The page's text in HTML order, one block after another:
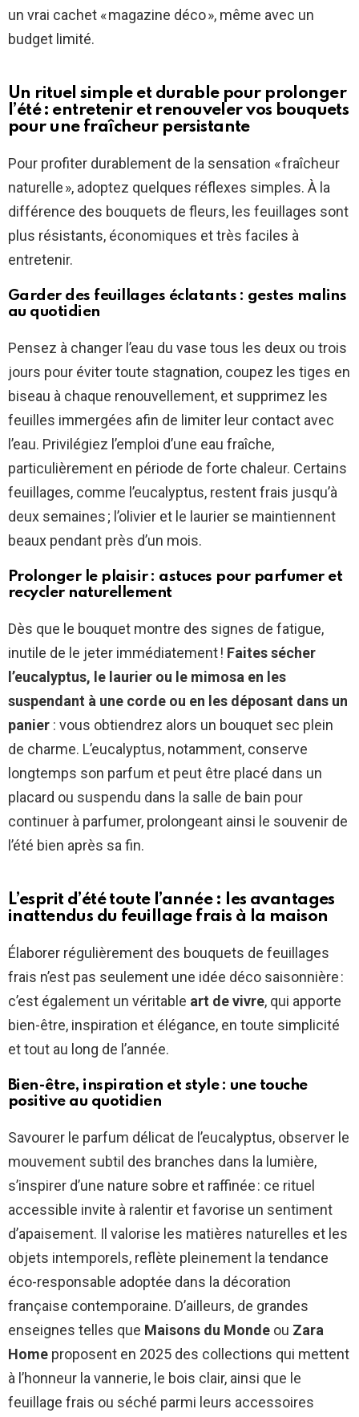
un vrai cachet « magazine déco », même avec un
budget limité.
Un rituel simple et durable pour prolonger
l’été : entretenir et renouveler vos bouquets
pour une fraîcheur persistante
Pour profiter durablement de la sensation « fraîcheur
naturelle », adoptez quelques réflexes simples. À la
différence des bouquets de fleurs, les feuillages sont
plus résistants, économiques et très faciles à
entretenir.
Garder des feuillages éclatants : gestes malins
au quotidien
Pensez à changer l’eau du vase tous les deux ou trois
jours pour éviter toute stagnation, coupez les tiges en
biseau à chaque renouvellement, et supprimez les
feuilles immergées afin de limiter leur contact avec
l’eau. Privilégiez l’emploi d’une eau fraîche,
particulièrement en période de forte chaleur. Certains
feuillages, comme l’eucalyptus, restent frais jusqu’à
deux semaines ; l’olivier et le laurier se maintiennent
beaux pendant près d’un mois.
Prolonger le plaisir : astuces pour parfumer et
recycler naturellement
Dès que le bouquet montre des signes de fatigue,
inutile de le jeter immédiatement ! Faites sécher
l’eucalyptus, le laurier ou le mimosa en les
suspendant à une corde ou en les déposant dans un
panier : vous obtiendrez alors un bouquet sec plein
de charme. L’eucalyptus, notamment, conserve
longtemps son parfum et peut être placé dans un
placard ou suspendu dans la salle de bain pour
continuer à parfumer, prolongeant ainsi le souvenir de
l’été bien après sa fin.
L’esprit d’été toute l’année : les avantages
inattendus du feuillage frais à la maison
Élaborer régulièrement des bouquets de feuillages
frais n’est pas seulement une idée déco saisonnière :
c’est également un véritable art de vivre, qui apporte
bien-être, inspiration et élégance, en toute simplicité
et tout au long de l’année.
Bien-être, inspiration et style : une touche
positive au quotidien
Savourer le parfum délicat de l’eucalyptus, observer le
mouvement subtil des branches dans la lumière,
s’inspirer d’une nature sobre et raffinée : ce rituel
accessible invite à ralentir et favorise un sentiment
d’apaisement. Il valorise les matières naturelles et les
objets intemporels, reflète pleinement la tendance
éco-responsable adoptée dans la décoration
française contemporaine. D’ailleurs, de grandes
enseignes telles que Maisons du Monde ou Zara
Home proposent en 2025 des collections qui mettent
à l’honneur la vannerie, le bois clair, ainsi que le
feuillage frais ou séché parmi leurs accessoires